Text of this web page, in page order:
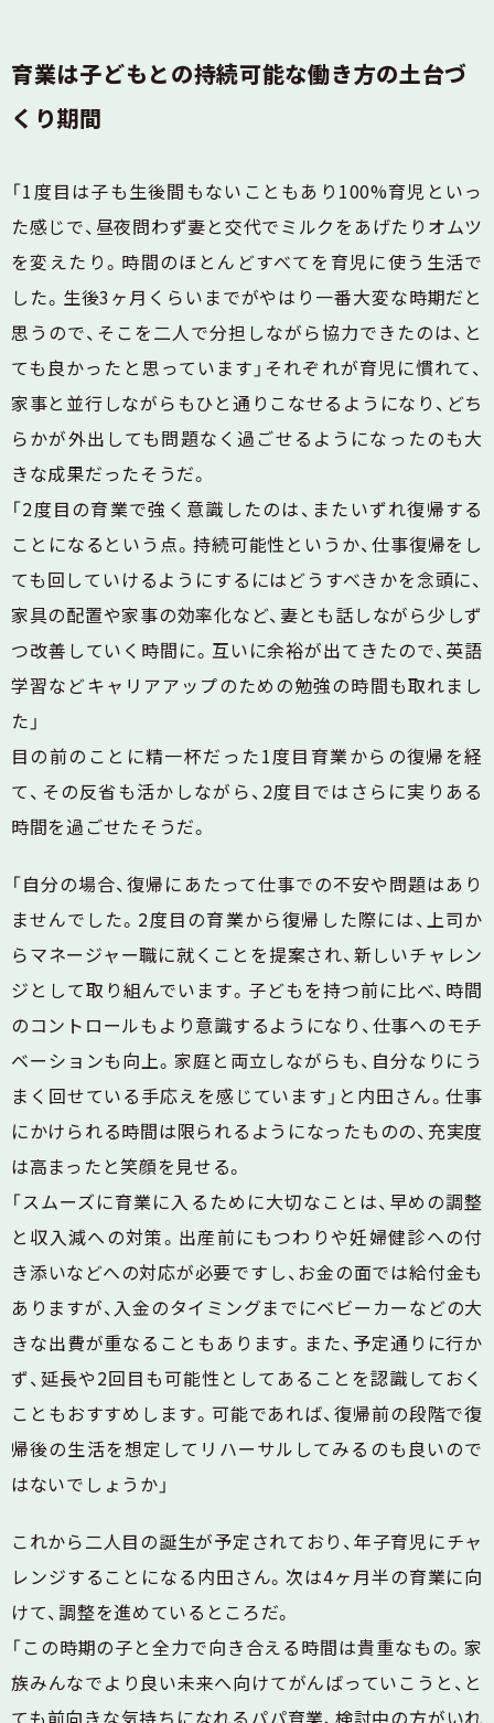
育業は子どもとの持続可能な働き方の土台づ
くり期間
「1度目は子も生後間もないこともあり100%育児といっ
た感じで、昼夜問わず妻と交代でミルクをあげたりオムツ
を変えたり。時間のほとんどすべてを育児に使う生活で
した。生後3ヶ月くらいまでがやはり一番大変な時期だと
思うので、そこを二人で分担しながら協力できたのは、と
ても良かったと思っています」それぞれが育児に慣れて、
家事と並行しながらもひと通りこなせるようになり、どち
らかが外出しても問題なく過ごせるようになったのも大
きな成果だったそうだ。
「2度目の育業で強く意識したのは、またいずれ復帰する
ことになるという点。持続可能性というか、仕事復帰をし
ても回していけるようにするにはどうすべきかを念頭に、
家具の配置や家事の効率化など、妻とも話しながら少しず
つ改善していく時間に。互いに余裕が出てきたので、英語
学習などキャリアアップのための勉強の時間も取れまし
た」
目の前のことに精一杯だった1度目育業からの復帰を経
て、その反省も活かしながら、2度目ではさらに実りある
時間を過ごせたそうだ。
「自分の場合、復帰にあたって仕事での不安や問題はあり
ませんでした。2度目の育業から復帰した際には、上司か
らマネージャー職に就くことを提案され、新しいチャレン
ジとして取り組んでいます。子どもを持つ前に比べ、時間
のコントロールもより意識するようになり、仕事へのモチ
ベーションも向上。家庭と両立しながらも、自分なりにう
まく回せている手応えを感じています」と内田さん。仕事
にかけられる時間は限られるようになったものの、充実度
は高まったと笑顔を見せる。
「スムーズに育業に入るために大切なことは、早めの調整
と収入減への対策。出産前にもつわりや妊婦健診への付
き添いなどへの対応が必要ですし、お金の面では給付金も
ありますが、入金のタイミングまでにベビーカーなどの大
きな出費が重なることもあります。また、予定通りに行か
ず、延長や2回目も可能性としてあることを認識しておく
こともおすすめします。可能であれば、復帰前の段階で復
帰後の生活を想定してリハーサルしてみるのも良いので
はないでしょうか」
これから二人目の誕生が予定されており、年子育児にチャ
レンジすることになる内田さん。次は4ヶ月半の育業に向
けて、調整を進めているところだ。
「この時期の子と全力で向き合える時間は貴重なもの。家
族みんなでより良い未来へ向けてがんばっていこうと、と
ても前向きな気持ちになれるパパ育業、検討中の方がいれ